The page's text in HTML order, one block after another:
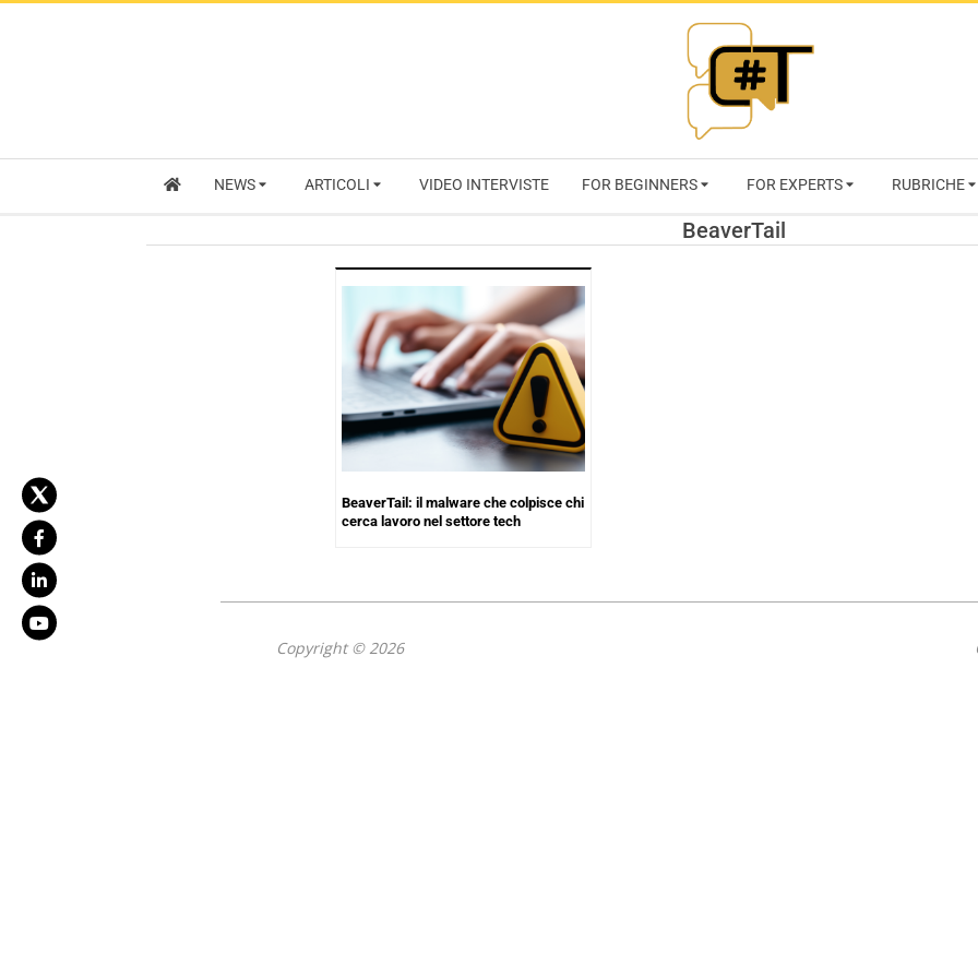
RIVISTA
NEWS ARTICOLI VIDEO INTERVISTE FOR BEGINNERS FOR EXPERTS RUBRICHE
BeaverTail
BeaverTail: il malware che colpisce chi
cerca lavoro nel settore tech
Copyright © 2026